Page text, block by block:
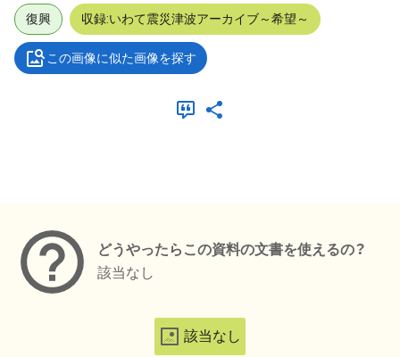
復興 収録:いわて震災津波アーカイブ～希望～
この画像に似た画像を探す
どうやったらこの資料の文書を使えるの？
該当なし
該当なし